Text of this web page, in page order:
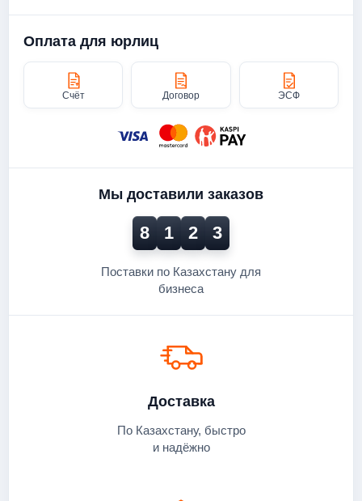
Оплата для юрлиц
Счёт Договор ЭСФ
Мы доставили заказов
8 1 2 3
Поставки по Казахстану для
бизнеса
Доставка
По Казахстану, быстро
и надёжно